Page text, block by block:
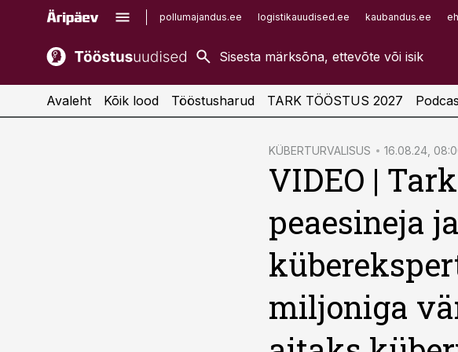
pollumajandus.ee logistikauudised.ee kaubandus.ee
kaubandus.ee
kinnisvarauudised.ee
imelineajalugu.ee
Infopank
Avaleht Kõik lood Tööstusharud TARK TÖÖSTUS 2027
KÜBERTURVALISUS 16.08.24,
VIDEO |
peaesineja
miljoniga